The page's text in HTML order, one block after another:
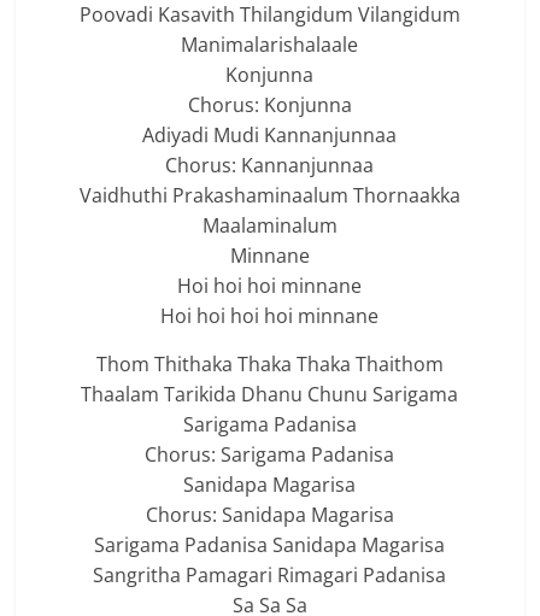
Poovadi Kasavith Thilangidum Vilangidum
Manimalarishalaale
Konjunna
Chorus: Konjunna
Adiyadi Mudi Kannanjunnaa
Chorus: Kannanjunnaa
Vaidhuthi Prakashaminaalum Thornaakka
Maalaminalum
Minnane
Hoi hoi hoi minnane
Hoi hoi hoi hoi minnane
Thom Thithaka Thaka Thaka Thaithom
Thaalam Tarikida Dhanu Chunu Sarigama
Sarigama Padanisa
Chorus: Sarigama Padanisa
Sanidapa Magarisa
Chorus: Sanidapa Magarisa
Sarigama Padanisa Sanidapa Magarisa
Sangritha Pamagari Rimagari Padanisa
Sa Sa Sa